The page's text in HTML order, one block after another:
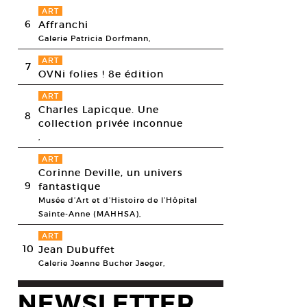
Kojiro, Breaking Composition, 2015. Verre. H 17,5 x L 27 x P 26,5
Kojiro. Courtesy Galerie Mouvements Modernes
6
ART
Affranchi
Galerie Patricia Dorfmann,
7 ART
OVNi folies ! 8e édition
8
ART
Charles Lapicque. Une
collection privée inconnue
,
9
ART
Corinne Deville, un univers
fantastique
Musée d’Art et d’Histoire de l’Hôpital
Sainte-Anne (MAHHSA),
10
ART
Jean Dubuffet
Galerie Jeanne Bucher Jaeger,